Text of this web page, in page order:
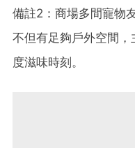
備註2：商場多間寵物
不但有足夠戶外空間
度滋味時刻。